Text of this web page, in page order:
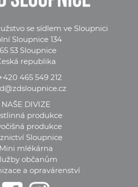
se sídlem ve Sloupnici
Sloupnice 134
53 Sloupnice
republika
465 549 212
NAŠE DIVIZE
produkce
produkce
Sloupnice
Mini mlékárna
občanům
a opravárenství